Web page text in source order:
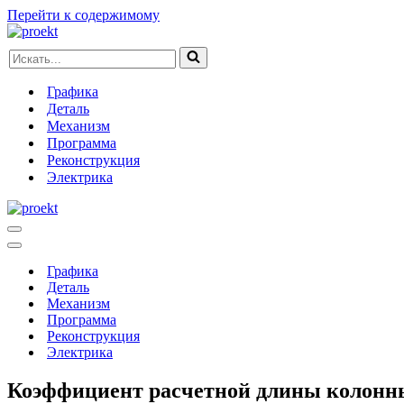
Перейти к содержимому
Искать...
Графика
Деталь
Механизм
Программа
Реконструкция
Электрика
Меню
навигации
Меню
навигацииГрафика
Деталь
Механизм
Программа
Реконструкция
Электрика
Коэффициент расчетной длины